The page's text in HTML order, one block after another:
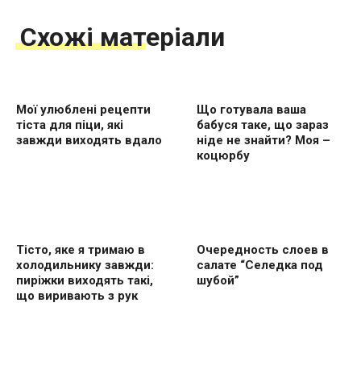
Схожі матеріали
Мої улюблені рецепти
тіста для піци, які
завжди виходять вдало
Що готувала ваша
бабуся таке, що зараз
ніде не знайти? Моя –
коцюрбу
Тісто, яке я тримаю в
холодильнику завжди:
пиріжки виходять такі,
що виривають з рук
Очередность слоев в
салате “Селедка под
шубой”